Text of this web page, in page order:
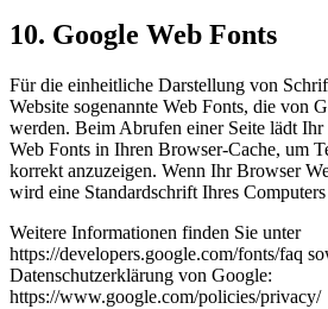
10. Google Web Fonts
Für die einheitliche Darstellung von
Website sogenannte Web Fonts, die von
werden. Beim Abrufen einer Seite lädt
Web Fonts in Ihren Browser-Cache, um
korrekt anzuzeigen. Wenn Ihr Browser
wird eine Standardschrift Ihres
Weitere Informationen finden Sie unter
https://developers.google.com/fonts/faq
Datenschutzerklärung von Google:
https://www.google.com/policies/privacy/